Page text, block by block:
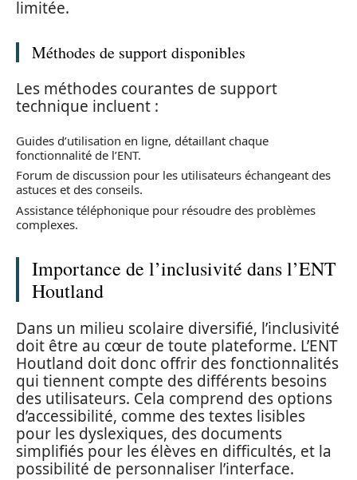
limitée.
Méthodes de support disponibles
Les méthodes courantes de support
technique incluent :
Guides d’utilisation en ligne, détaillant chaque
fonctionnalité de l’ENT.
Forum de discussion pour les utilisateurs échangeant des
astuces et des conseils.
Assistance téléphonique pour résoudre des problèmes
complexes.
Importance de l’inclusivité dans l’ENT
Houtland
Dans un milieu scolaire diversifié, l’inclusivité
doit être au cœur de toute plateforme. L’ENT
Houtland doit donc offrir des fonctionnalités
qui tiennent compte des différents besoins
des utilisateurs. Cela comprend des options
d’accessibilité, comme des textes lisibles
pour les dyslexiques, des documents
simplifiés pour les élèves en difficultés, et la
possibilité de personnaliser l’interface.